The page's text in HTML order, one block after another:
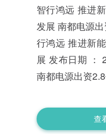
智行鸿远 推进
发展 南都电源
行鸿远 推进新
展 发布日期 ：
南都电源出资
查